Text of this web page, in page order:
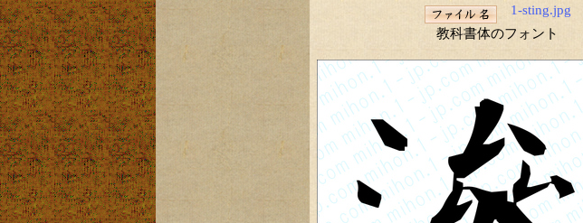
1-sting.jpg
教科書体のフォント